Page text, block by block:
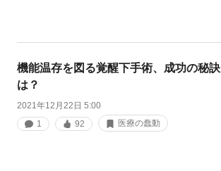
機能温存を図る覚醒下手術、成功の秘訣
は？
2021年12月22日 5:00
1
92 医療の蠢動